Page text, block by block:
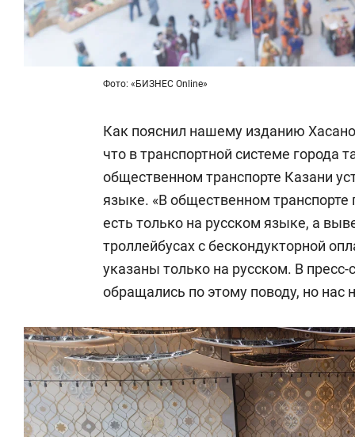
Фото: «БИЗНЕС Online»
Как пояснил нашему изданию
что в транспортной системе города
общественном транспорте Казани
языке. «В общественном
есть только на русском языке, а
троллейбусах с бескондукторной
указаны только на русском. В
обращались по этому поводу, но